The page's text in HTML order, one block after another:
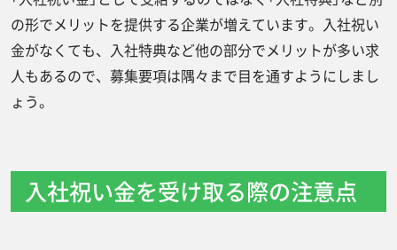
の形でメリットを提供する企業が増えています。入社祝い
金がなくても、入社特典など他の部分でメリットが多い求
人もあるので、募集要項は隅々まで目を通すようにしまし
ょう。
入社祝い金を受け取る際の注意点